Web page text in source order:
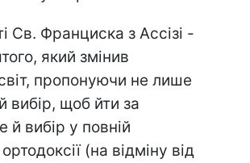
Св. Франциска з Ассізі -
який змінив
пропонуючи не лише
вибір, щоб йти за
й вибір у повній
(на відміну від